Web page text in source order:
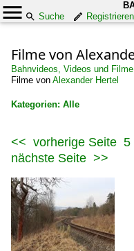
Suche
Registrieren
Filme von
Bahnvideos, Videos und
Filme von Alexander Hertel
Kategorien: Alle
Alle Kategorien
Dieselloks
BR 76 ·Traxx DE·
<< vorherige Seite 5
nächste Seite >>